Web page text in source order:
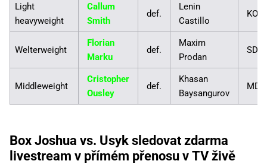
Light
heavyweight
Callum
Smith
def.
Lenin
Castillo
KO
Welterweight
Florian
Marku
def.
Maxim
Prodan
SD
Middleweight
Cristopher
Ousley
def.
Khasan
Baysangurov
MD
Box Joshua vs. Usyk sledovat zdarma
livestream v přímém přenosu v TV živě